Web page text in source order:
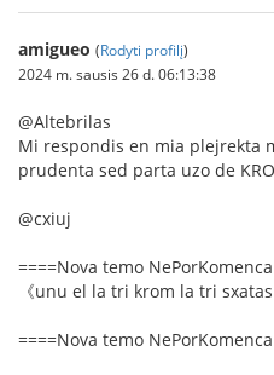
amigueo (Rodyti profilį)
2024 m. sausis 26 d. 06:13:38
@Altebrilas
Mi respondis en mia plejrekta
prudenta sed parta uzo de
@cxiuj
====Nova temo
《unu el la tri krom la tri sxatas
====Nova temo